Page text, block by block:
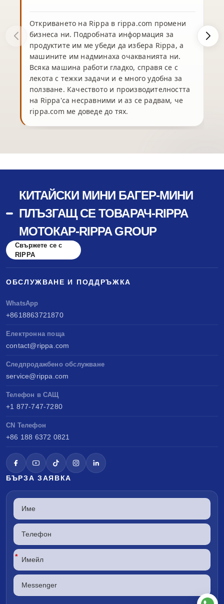
Откриването на Rippa в rippa.com промени
бизнеса ни. Подробната информация за
продуктите им ме убеди да избера Rippa, а
машините им надминаха очакванията ни.
Всяка машина работи гладко, справя се с
лекота с тежки задачи и е много удобна за
ползване. Качеството и производителността
на Rippa'са несравними и аз се радвам, че
rippa.com ме доведе до тях.
КИТАЙСКИ МИНИ БАГЕР-МИНИ
ПЛЪЗГАЩ СЕ ТОВАРАЧ-RIPPA
МОТОКАР-RIPPA GROUP
Свържете се с
RIPPA
ОБСЛУЖВАНЕ И ПОДДРЪЖКА
WhatsApp
+8618863721870
Електронна поща
contact@rippa.com
Следпродажбено обслужване
service@rippa.com
Телефон в САЩ
+1 877-747-7280
CN Телефон
+86 188 6372 0821
БЪРЗА ЗАЯВКА
*